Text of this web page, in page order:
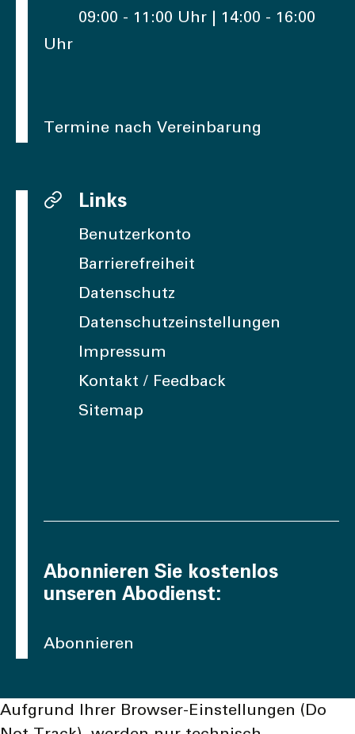
09:00 - 11:00 Uhr | 14:00 - 16:00
Uhr
Termine nach Vereinbarung
Links
Benutzerkonto
Barrierefreiheit
Datenschutz
Datenschutzeinstellungen
Impressum
Kontakt / Feedback
Sitemap
Abonnieren Sie kostenlos
unseren Abodienst:
Abonnieren
Aufgrund Ihrer Browser-Einstellungen (Do